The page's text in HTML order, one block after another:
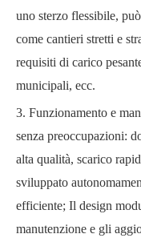
uno sterzo flessibile,
come cantieri stretti e
requisiti di carico
municipali, ecc.
3. Funzionamento e
senza preoccupazioni:
alta qualità, scarico
sviluppato
efficiente; Il design
manutenzione e gli